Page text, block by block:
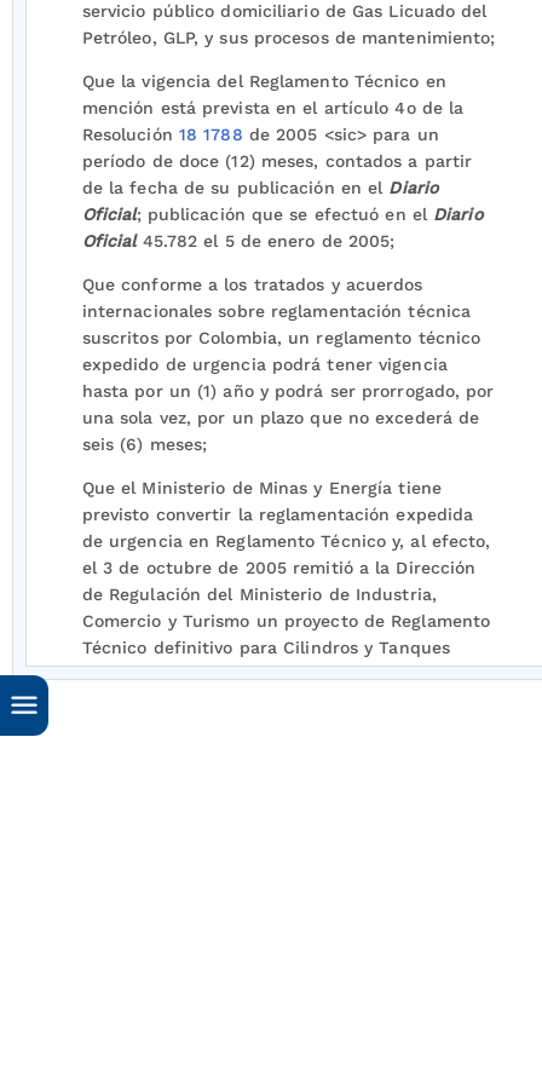
servicio público domiciliario de Gas Licuado del
Petróleo, GLP, y sus procesos de mantenimiento;
Que la vigencia del Reglamento Técnico en
mención está prevista en el artículo 4o de la
Resolución 18 1788 de 2005 <sic> para un
período de doce (12) meses, contados a partir
de la fecha de su publicación en el Diario
Oficial; publicación que se efectuó en el Diario
Oficial45.782 el 5 de enero de 2005;
Que conforme a los tratados y acuerdos
internacionales sobre reglamentación técnica
suscritos por Colombia, un reglamento técnico
expedido de urgencia podrá tener vigencia
hasta por un (1) año y podrá ser prorrogado, por
una sola vez, por un plazo que no excederá de
seis (6) meses;
Que el Ministerio de Minas y Energía tiene
previsto convertir la reglamentación expedida
de urgencia en Reglamento Técnico y, al efecto,
el 3 de octubre de 2005 remitió a la Dirección
de Regulación del Ministerio de Industria,
Comercio y Turismo un proyecto de Reglamento
Técnico definitivo para Cilindros y Tanques